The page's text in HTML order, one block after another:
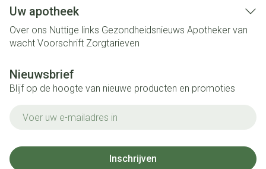
Uw apotheek
Over ons Nuttige links Gezondheidsnieuws Apotheker van
wacht Voorschrift Zorgtarieven
Nieuwsbrief
Blijf op de hoogte van nieuwe producten en promoties
Inschrijven